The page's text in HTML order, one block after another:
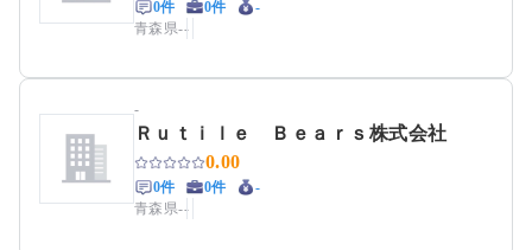
0件 0件
-
青森県--
-
Ｒｕｔｉｌｅ Ｂｅａｒｓ株式会社
0.00
0件 0件
-
青森県--